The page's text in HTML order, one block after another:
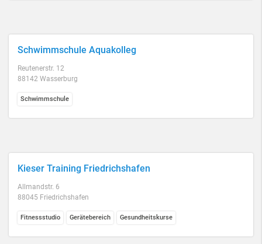
Schwimmschule Aquakolleg
Reutenerstr. 12
88142 Wasserburg
Schwimmschule
Kieser Training Friedrichshafen
Allmandstr. 6
88045 Friedrichshafen
Fitnessstudio Gerätebereich Gesundheitskurse